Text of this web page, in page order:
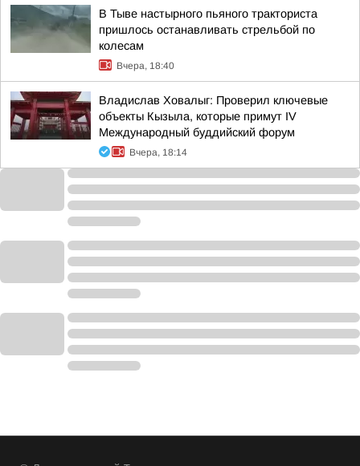
В Тыве настырного пьяного тракториста
пришлось останавливать стрельбой по
колесам
Вчера, 18:40
Владислав Ховалыг: Проверил ключевые
объекты Кызыла, которые примут IV
Международный буддийский форум
Вчера, 18:14